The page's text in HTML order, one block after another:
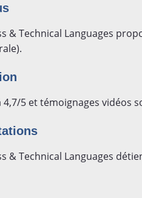
& Technical Languages
4,7/5 et témoignages vidéos
& Technical Languages